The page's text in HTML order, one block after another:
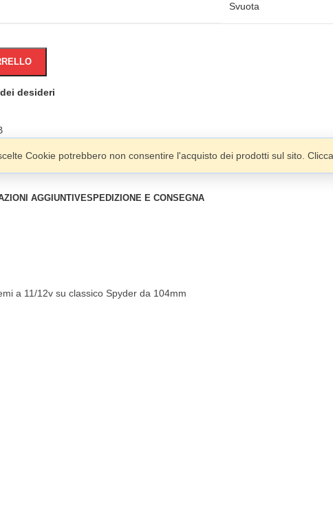
Svuota
desideri
Cookie potrebbero non consentire l'acquisto dei prodotti sul sito.
AGGIUNTIVESPEDIZIONE E CONSEGNA
a 11/12v su classico Spyder da 104mm